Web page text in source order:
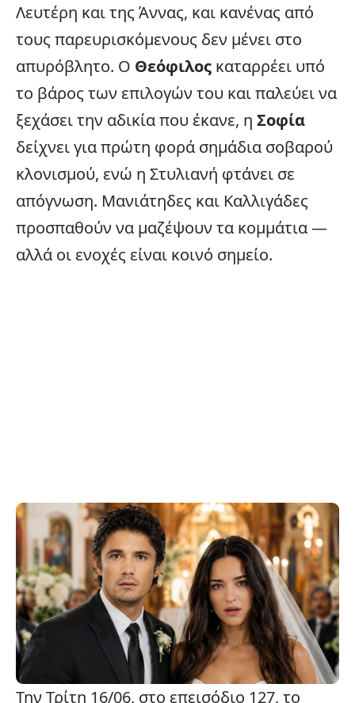
Λευτέρη και της Άννας, και κανένας από
τους παρευρισκόμενους δεν μένει στο
απυρόβλητο. Ο Θεόφιλος καταρρέει υπό
το βάρος των επιλογών του και παλεύει να
ξεχάσει την αδικία που έκανε, η Σοφία
δείχνει για πρώτη φορά σημάδια σοβαρού
κλονισμού, ενώ η Στυλιανή φτάνει σε
απόγνωση. Μανιάτηδες και Καλλιγάδες
προσπαθούν να μαζέψουν τα κομμάτια —
αλλά οι ενοχές είναι κοινό σημείο.
Την Τρίτη 16/06, στο επεισόδιο 127, το